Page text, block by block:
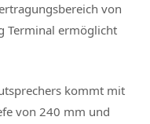
von
Terminal ermöglicht
kommt mit
von 240 mm und